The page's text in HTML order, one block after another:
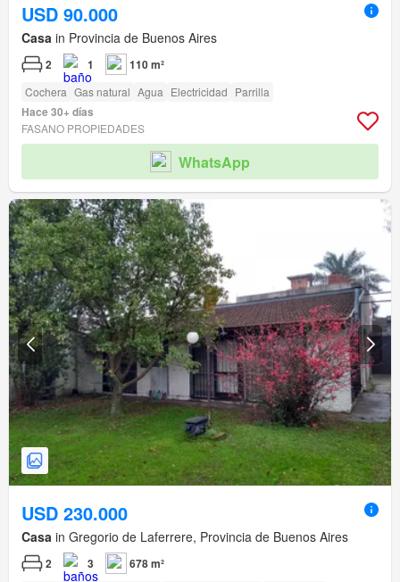
USD 90.000
Casa in Provincia de Buenos Aires
2 1 110 m²
Cochera Gas natural Agua Electricidad Parrilla
Hace 30+ días
FASANO PROPIEDADES
WhatsApp
USD 230.000
Casa in Gregorio de Laferrere, Provincia de Buenos Aires
2 3 678 m²